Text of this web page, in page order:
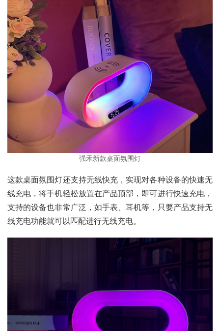
强禾新款桌面氛围灯
这款桌面氛围灯还支持无线快充，实现对各种设备的快速无
线充电，将手机轻松放置在产品顶部，即可进行快速充电，
支持的设备也非常广泛，如手表、耳机等，只要产品支持无
线充电功能就可以匹配进行无线充电。